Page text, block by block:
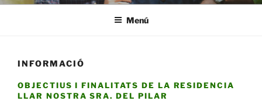
Menú
INFORMACIÓ
OBJECTIUS I FINALITATS DE LA RESIDENCIA
LLAR NOSTRA SRA. DEL PILAR